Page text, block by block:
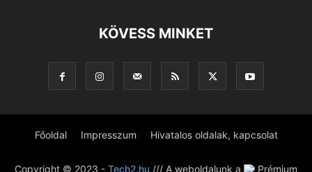
KÖVESS MINKET
Főoldal Impresszum Hivatalos oldalak, kapcsolat
Copyright © 2023 - Tech2.hu /// A weboldalunk a Prémium